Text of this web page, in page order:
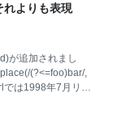
URLをWindowsの
ました。 上記リン
クリプトファイル
プロキシ自動設定
よりも表現
が追加されまし
(?<=foo)bar/,
では1998年7月リリ
から20年もたって
(JavaScript)のそ